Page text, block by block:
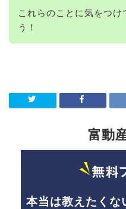
これらのことに気をつ
う！
富動
本当は教えたくな